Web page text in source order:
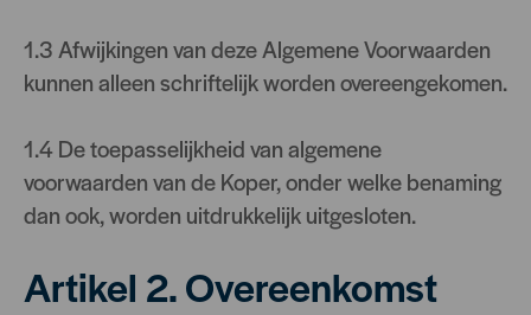
1.3 Afwijkingen van deze Algemene Voorwaarden
kunnen alleen schriftelijk worden overeengekomen.
1.4 De toepasselijkheid van algemene
voorwaarden van de Koper, onder welke benaming
dan ook, worden uitdrukkelijk uitgesloten.
Artikel 2. Overeenkomst